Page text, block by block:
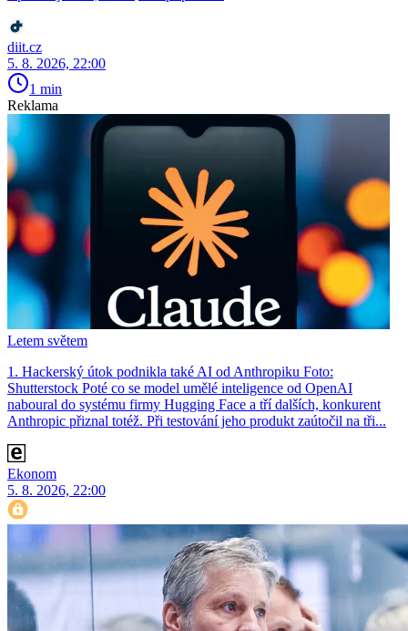
diit.cz
5. 8. 2026, 22:00
1 min
Reklama
Letem světem
1. Hackerský útok podnikla také AI od Anthropiku Foto:
Shutterstock Poté co se model umělé inteligence od OpenAI
naboural do systému firmy Hugging Face a tří dalších, konkurent
Anthro­pic přiznal totéž. Při testování jeho produkt zaútočil na tři...
Ekonom
5. 8. 2026, 22:00